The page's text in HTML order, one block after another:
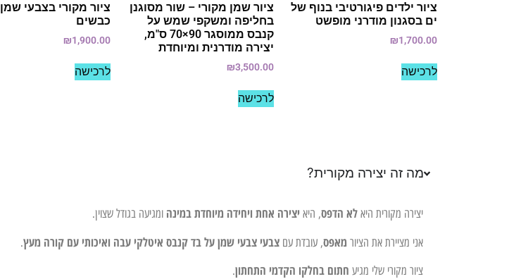
ציור ילדים פיגורטיבי בנוף של
ים בסגנון מודרני מופשט
₪1,700.00
לרכישה
ציור שמן מקורי – שור מסוגנן
בחליפה ומשקפי שמש על
קנבס ממוסגר 90×70 ס"מ,
יצירה מודרנית ומיוחדת
₪3,500.00
לרכישה
ציור מקורי בצבעי שמן |
כבשים
₪1,900.00
לרכישה
מה זה יצירה מקורית?
יצירה מקורית היא לא הדפס, היא יצירה אחת ויחידה מיוחדת במינה ומגיעה בגודל שצוין.
אני מציירת את הציור מאפס, עובדת עם צבעי צבעי שמן על בד קנבס איטלקי עבה ואיכותי עם קורה מעץ.
ציור מקורי שלי מגיע חתום בחלקו הקדמי התחתון.